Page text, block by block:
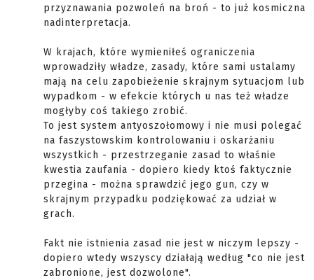
przyznawania pozwoleń na broń - to już kosmiczna
nadinterpretacja.
W krajach, które wymieniłeś ograniczenia
wprowadziły władze, zasady, które sami ustalamy
mają na celu zapobieżenie skrajnym sytuacjom lub
wypadkom - w efekcie których u nas też władze
mogłyby coś takiego zrobić.
To jest system antyoszołomowy i nie musi polegać
na faszystowskim kontrolowaniu i oskarżaniu
wszystkich - przestrzeganie zasad to właśnie
kwestia zaufania - dopiero kiedy ktoś faktycznie
przegina - można sprawdzić jego gun, czy w
skrajnym przypadku podziękować za udział w
grach.
Fakt nie istnienia zasad nie jest w niczym lepszy -
dopiero wtedy wszyscy działają według "co nie jest
zabronione, jest dozwolone".